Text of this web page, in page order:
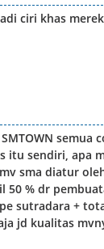
ciri khas
sendiri, apa
sma diatur
50 % dr
sutradara +
jd kualitas